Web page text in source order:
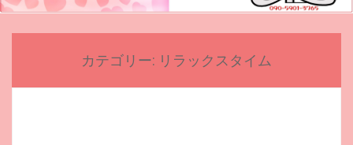
カテゴリー: リラックスタイム